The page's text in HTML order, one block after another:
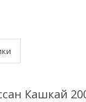
Кашкай